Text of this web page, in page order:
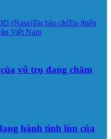
(Nasa)Tin báo chíTin thiên
Việt Nam
vũ trụ đang chậm
hành tinh lùn của